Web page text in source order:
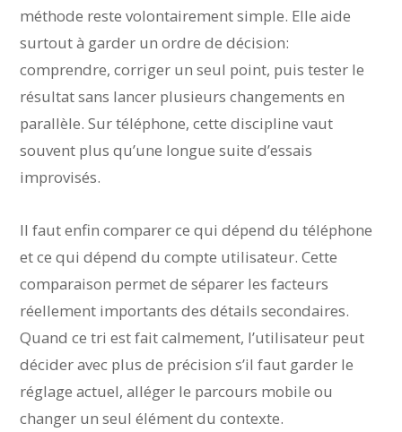
méthode reste volontairement simple. Elle aide
surtout à garder un ordre de décision:
comprendre, corriger un seul point, puis tester le
résultat sans lancer plusieurs changements en
parallèle. Sur téléphone, cette discipline vaut
souvent plus qu’une longue suite d’essais
improvisés.
Il faut enfin comparer ce qui dépend du téléphone
et ce qui dépend du compte utilisateur. Cette
comparaison permet de séparer les facteurs
réellement importants des détails secondaires.
Quand ce tri est fait calmement, l’utilisateur peut
décider avec plus de précision s’il faut garder le
réglage actuel, alléger le parcours mobile ou
changer un seul élément du contexte.